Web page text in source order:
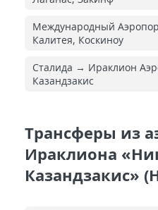
Международный
Калитея, Коскиноу
Сталида → Ираклион
Казандзакис
Трансферы из
Ираклиона
Казандзакис»